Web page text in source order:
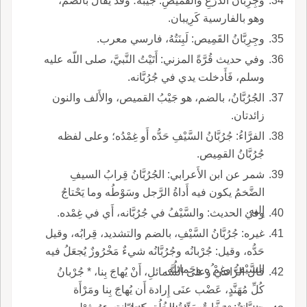
وهو بالفارسية كَرِيبان.
وجِرِبَّانُ القَمِيص: لَبِنَتُهُ، فارسي معرب.
وفي حديث قُرَّةً المزني: أَتَيْتُ النَّبيَّ، صلى اللّه عليه
وسلم، فَأَدخلت يدي في جُرُبَّانه.
الجُرُبَّانُ، بالضم، هو جَيْبُ القميص، والأَلف والنون
زائدتان.
الفرَّاءُ: جُرُبَّانُ السَّيْفِ حَدُّه أَو غِمْدُه؛ وعلى لفظه
جُرُبَّانُ القمِيص.
شمر عن ابن الأَعرابي: الجُرُبَّانُ قِرابُ السيفِ
الضَّخمُ يكون فيه أَداةُ الرَّجل وسَوْطُه وما يَحْتاجُ
إِليه.
وفي الحديث: والسَّيْفُ في جُرُبَّانه، أَي في غِمْده.
غيره: جُرُبَّانُ السَّيْفِ، بالضم والتشديد، قِرابُه، وقيل
حَدُّه، وقيل: جُرْبانُه وجُرُبَّانُه شيءٌ مَخْرُوزٌ يُجعَلُ فيه
السَّيْفُ وغِمْ ُه وحَمائلُه.
قال الرَّاعي وعلى الشَّمائلِ، أَنْ يُهاجَ بِنا، * جُرْبانُ
كُلِّ مُهَنَّدٍ، عَضْب عنَى إِرادة أَن يُهاجَ بِنا ومَرْأَة